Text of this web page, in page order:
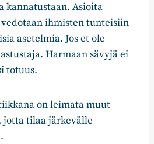
kannatustaan. Asioita
ihmisten tunteisiin
asetelmia. Jos et ole
Harmaan sävyjä ei
totuus.
on leimata muut
jotta tilaa järkevälle